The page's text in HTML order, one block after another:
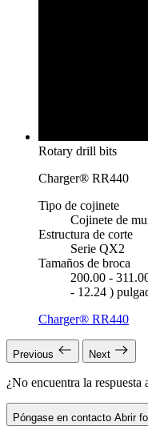
Rotary drill bits
Charger® RR440
Tipo de cojinete
Cojinete de
Estructura de corte
Serie QX2
Tamaños de broca
200.00 -
- 12.24 )
Charger® RR440
Previous Next
¿No encuentra la respuesta
Póngase en contacto Abrir